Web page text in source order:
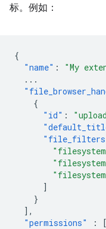
标。例如：
{
"name" : "My
...
{
"id" :
]
}
],
"permissions"
:
[